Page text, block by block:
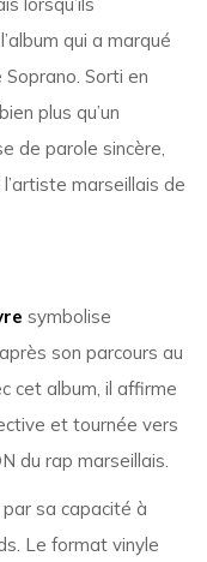
qui a marqué
Sorti en
plus qu’un
de parole sincère,
marseillais de
symbolise
son parcours au
cet album, il affirme
et tournée vers
du rap marseillais.
sa capacité à
Le format vinyle